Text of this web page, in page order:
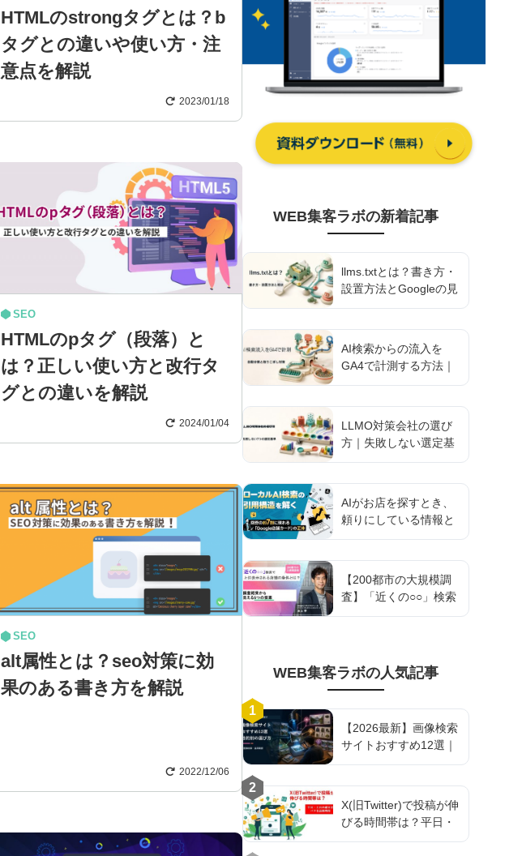
HTMLのstrongタグとは？b
タグとの違いや使い方・注
意点を解説
2023/01/18
SEO
HTMLのpタグ（段落）と
は？正しい使い方と改行タ
グとの違いを解説
2024/01/04
SEO
alt属性とは？seo対策に効
果のある書き方を解説
2022/12/06
WEB集客ラボの新着記事
llms.txtとは？書き方・
設置方法とGoogleの見
解を解説
AI検索からの流入を
GA4で計測する方法｜
設定手順と実務の落と
LLMO対策会社の選び
方｜失敗しない選定基
準を支援会社が解説
AIがお店を探すとき、
頼りにしている情報と
は？ 約44万件のAI回答
情報基盤」の実態
【200都市の大規模調
査】「近くの○○」検索
で上位表示される店舗
WEB集客ラボの人気記事
1
【2026最新】画像検索
サイトおすすめ12選｜
Google以外・盗用対応
2
X(旧Twitter)で投稿が伸
びる時間帯は？平日・
土日の曜日別バズる投